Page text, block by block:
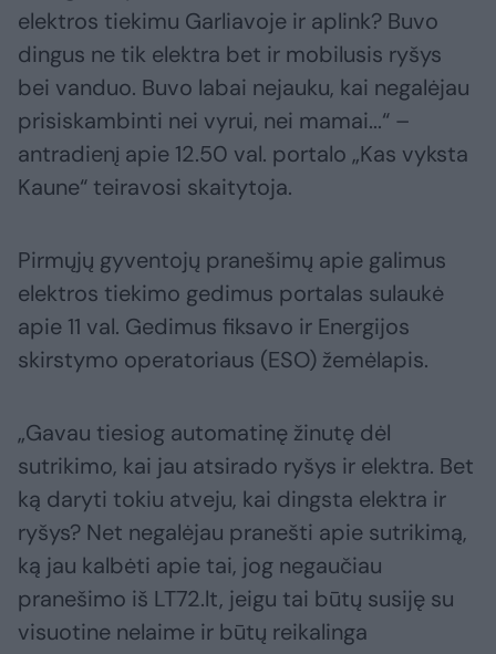
elektros tiekimu Garliavoje ir aplink? Buvo
dingus ne tik elektra bet ir mobilusis ryšys
bei vanduo. Buvo labai nejauku, kai negalėjau
prisiskambinti nei vyrui, nei mamai...“ –
antradienį apie 12.50 val. portalo „Kas vyksta
Kaune“ teiravosi skaitytoja.
Pirmųjų gyventojų pranešimų apie galimus
elektros tiekimo gedimus portalas sulaukė
apie 11 val. Gedimus fiksavo ir Energijos
skirstymo operatoriaus (ESO) žemėlapis.
„Gavau tiesiog automatinę žinutę dėl
sutrikimo, kai jau atsirado ryšys ir elektra. Bet
ką daryti tokiu atveju, kai dingsta elektra ir
ryšys? Net negalėjau pranešti apie sutrikimą,
ką jau kalbėti apie tai, jog negaučiau
pranešimo iš LT72.lt, jeigu tai būtų susiję su
visuotine nelaime ir būtų reikalinga